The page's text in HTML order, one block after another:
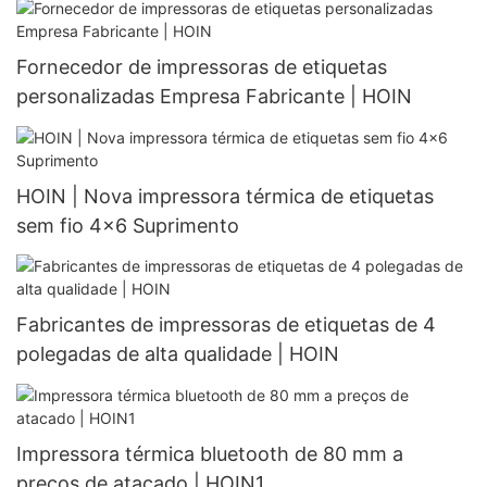
Fornecedor de impressoras de etiquetas
personalizadas Empresa Fabricante | HOIN
HOIN | Nova impressora térmica de etiquetas
sem fio 4x6 Suprimento
Fabricantes de impressoras de etiquetas de 4
polegadas de alta qualidade | HOIN
Impressora térmica bluetooth de 80 mm a